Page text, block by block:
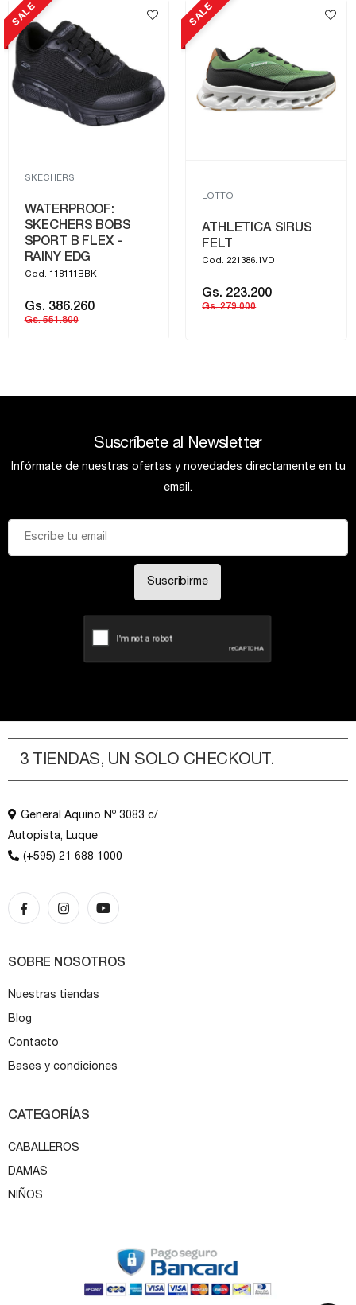
SKECHERS
WATERPROOF:
SKECHERS BOBS
SPORT B FLEX -
RAINY EDG
Cod. 118111BBK
Gs. 386.260
Gs. 551.800
SALE
LOTTO
ATHLETICA SIRUS
FELT
Cod. 221386.1VD
Gs. 223.200
Gs. 279.000
Suscríbete al Newsletter
Infórmate de nuestras ofertas y novedades directamente en tu
email.
Suscribirme
3 TIENDAS, UN SOLO CHECKOUT.
General Aquino Nº 3083 c/
Autopista, Luque
(+595) 21 688 1000
SOBRE NOSOTROS
Nuestras tiendas
Blog
Contacto
Bases y condiciones
CATEGORÍAS
CABALLEROS
DAMAS
NIÑOS